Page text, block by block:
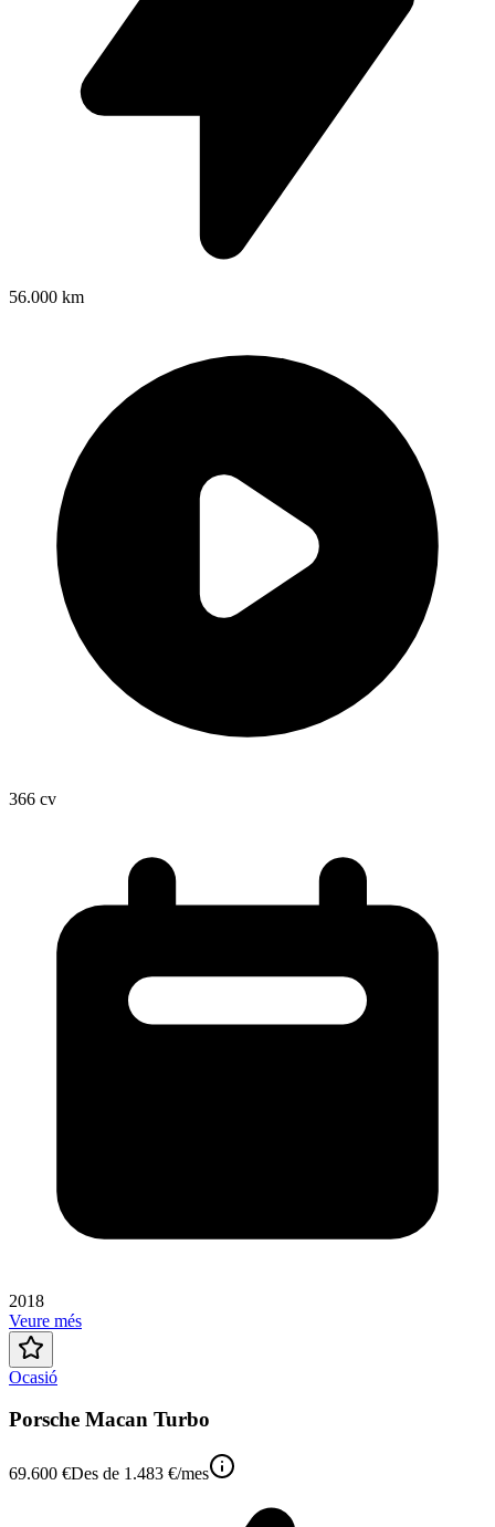
56.000 km
366 cv
2018
Veure més
Ocasió
Porsche Macan Turbo
69.600 €Des de 1.483 €/mes